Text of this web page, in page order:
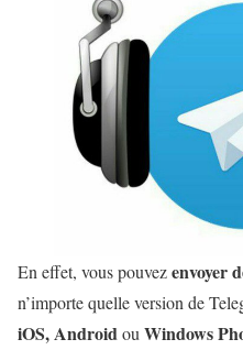
En effet, vous pouvezenvoyer
n’importe quelle version de
iOS, Androidou Windows